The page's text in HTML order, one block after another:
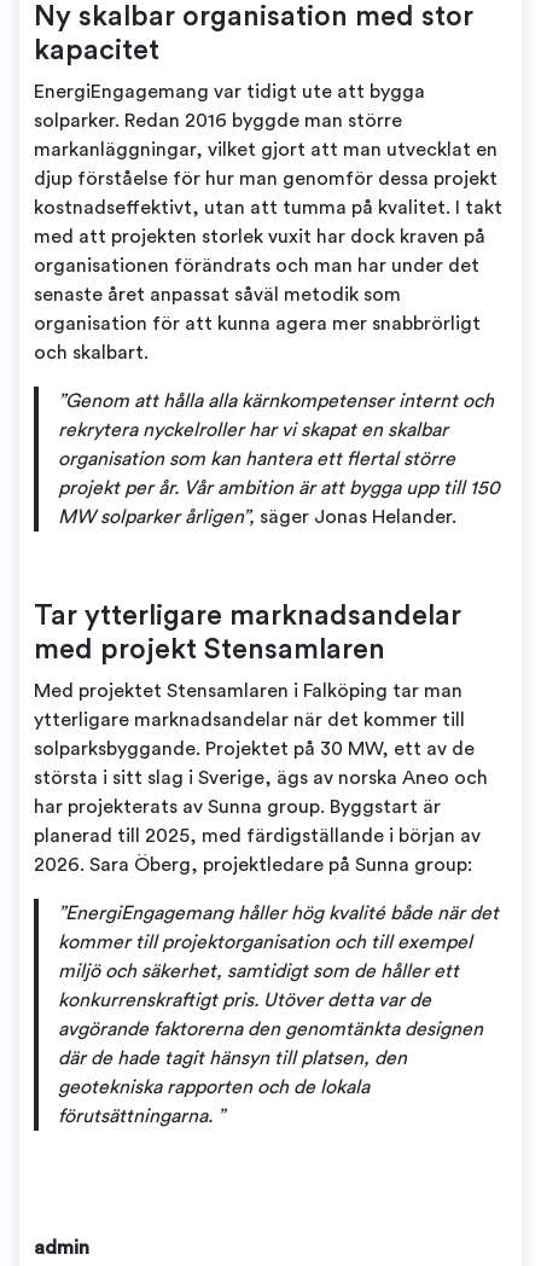
Ny skalbar organisation med stor
kapacitet
EnergiEngagemang var tidigt ute att bygga
solparker. Redan 2016 byggde man större
markanläggningar, vilket gjort att man utvecklat en
djup förståelse för hur man genomför dessa projekt
kostnadseffektivt, utan att tumma på kvalitet. I takt
med att projekten storlek vuxit har dock kraven på
organisationen förändrats och man har under det
senaste året anpassat såväl metodik som
organisation för att kunna agera mer snabbrörligt
och skalbart.
”Genom att hålla alla kärnkompetenser internt och
rekrytera nyckelroller har vi skapat en skalbar
organisation som kan hantera ett flertal större
projekt per år. Vår ambition är att bygga upp till 150
MW solparker årligen”, säger Jonas Helander.
Tar ytterligare marknadsandelar
med projekt Stensamlaren
Med projektet Stensamlaren i Falköping tar man
ytterligare marknadsandelar när det kommer till
solparksbyggande. Projektet på 30 MW, ett av de
största i sitt slag i Sverige, ägs av norska Aneo och
har projekterats av Sunna group. Byggstart är
planerad till 2025, med färdigställande i början av
2026. Sara Öberg, projektledare på Sunna group:
”EnergiEngagemang håller hög kvalité både när det
kommer till projektorganisation och till exempel
miljö och säkerhet, samtidigt som de håller ett
konkurrenskraftigt pris. Utöver detta var de
avgörande faktorerna den genomtänkta designen
där de hade tagit hänsyn till platsen, den
geotekniska rapporten och de lokala
förutsättningarna. ”
admin